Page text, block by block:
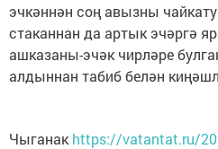
эчкәннән соң авызны
стаканнан да артык эчәргә
ашказаны-эчәк чирләре
алдыннан табиб белән
Чыганак https://vatantat.ru/